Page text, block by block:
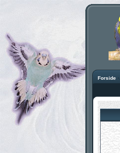
Forside ·